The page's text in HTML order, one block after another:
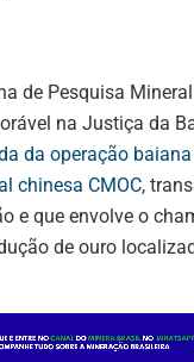
o
k
de Pesquisa
na Justiça da
da operação
chinesa CMOC,
e que envolve o
de ouro